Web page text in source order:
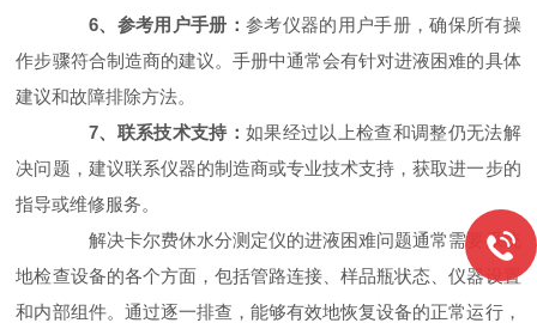
6、参考用户手册：参考仪器的用户手册，确保所有操
作步骤符合制造商的建议。手册中通常会有针对进液困难的具体
建议和故障排除方法。
7、联系技术支持：如果经过以上检查和调整仍无法解
决问题，建议联系仪器的制造商或专业技术支持，获取进一步的
指导或维修服务。
解决卡尔费休水分测定仪的进液困难问题通常需要系统
地检查设备的各个方面，包括管路连接、样品瓶状态、仪器设置
和内部组件。通过逐一排查，能够有效地恢复设备的正常运行，